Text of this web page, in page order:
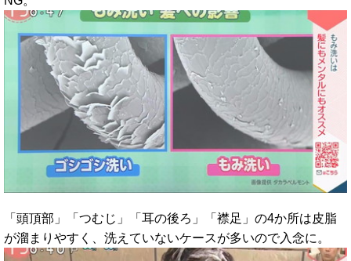
「頭頂部」「つむじ」「耳の後ろ」「襟足」の4か所は皮脂
が溜まりやすく、洗えていないケースが多いので入念に。